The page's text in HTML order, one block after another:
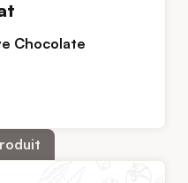
Chocolate